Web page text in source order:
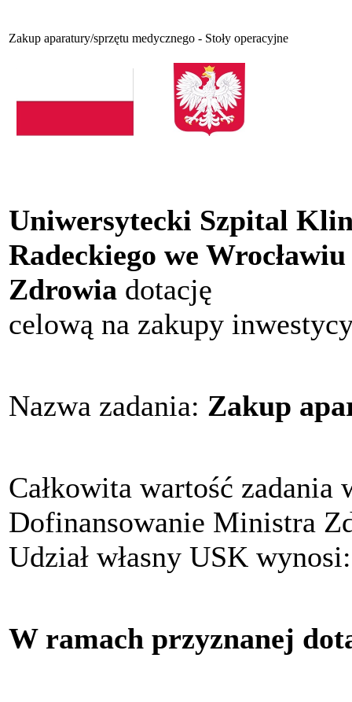
Zakup aparatury/sprzętu medycznego - Stoły operacyjne
Uniwersytecki Szpital
Radeckiego we Wrocławiu
Zdrowia dotację
celową na zakupy
Nazwa zadania: Zakup
Całkowita wartość zadania
Dofinansowanie Ministra
Udział własny USK
W ramach przyznanej